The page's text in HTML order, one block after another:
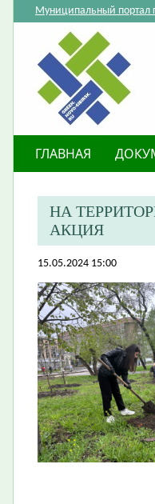
Муниципальный портал
ГЛАВНАЯ
​НА
АКЦИЯ
15.05.2024 15:00